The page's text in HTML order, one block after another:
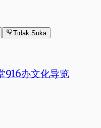
Tidak Suka
916办文化导览